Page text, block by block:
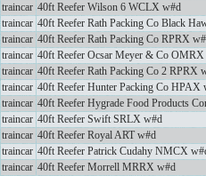
traincar 40ft Reefer Wilson 6 WCLX w#d
traincar 40ft Reefer Rath Packing Co Black
traincar 40ft Reefer Rath Packing Co RPRX
traincar 40ft Reefer Ocsar Meyer & Co
traincar 40ft Reefer Rath Packing Co 2 RPRX
traincar 40ft Reefer Hunter Packing Co HPAX
traincar 40ft Reefer Hygrade Food Products
traincar 40ft Reefer Swift SRLX w#d
traincar 40ft Reefer Royal ART w#d
traincar 40ft Reefer Patrick Cudahy NMCX
traincar 40ft Reefer Morrell MRRX w#d